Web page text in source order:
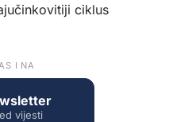
ciklus
I NA
vijesti